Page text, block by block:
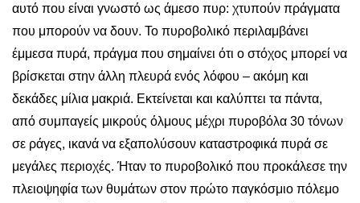
αυτό που είναι γνωστό ως άμεσο πυρ: χτυπούν πράγματα
που μπορούν να δουν. Το πυροβολικό περιλαμβάνει
έμμεσα πυρά, πράγμα που σημαίνει ότι ο στόχος μπορεί να
βρίσκεται στην άλλη πλευρά ενός λόφου – ακόμη και
δεκάδες μίλια μακριά. Εκτείνεται και καλύπτει τα πάντα,
από συμπαγείς μικρούς όλμους μέχρι πυροβόλα 30 τόνων
σε ράγες, ικανά να εξαπολύσουν καταστροφικά πυρά σε
μεγάλες περιοχές. Ήταν το πυροβολικό που προκάλεσε την
πλειοψηφία των θυμάτων στον πρώτο παγκόσμιο πόλεμο